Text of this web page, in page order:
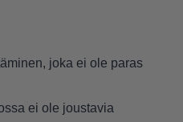
joka ei ole paras
ei ole joustavia